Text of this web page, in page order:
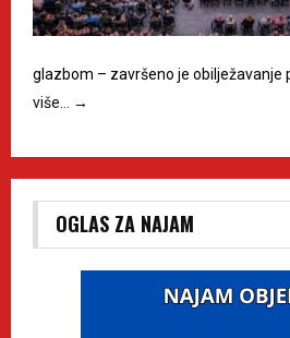
glazbom – završeno je obilježavanje
više… →
OGLAS ZA NAJAM